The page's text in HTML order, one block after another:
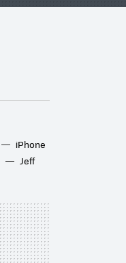
iPhone
Jeff